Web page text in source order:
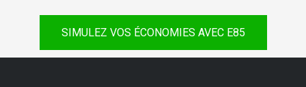
SIMULEZ VOS ÉCONOMIES AVEC E85